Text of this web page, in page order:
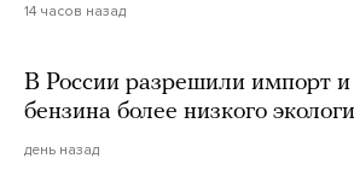
14 часов назад
В России разрешили импорт
бензина более низкого
день назад